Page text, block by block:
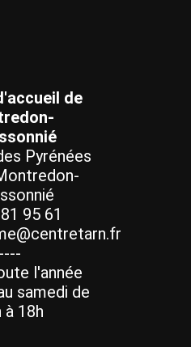
de
Pyrénées
95 61
----
l'année
samedi de
à 18h